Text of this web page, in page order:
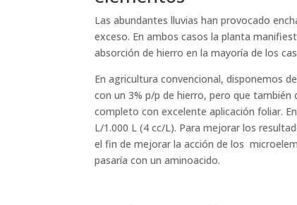
Las abundantes lluvias han provocado
exceso. En ambos casos la planta
absorción de hierro en la mayoría de los
En agricultura convencional, disponemos
con un 3% p/p de hierro, pero que
completo con excelente aplicación foliar.
L/1.000 L (4 cc/L). Para mejorar los
el fin de mejorar la acción de los
pasaría con un aminoacido.